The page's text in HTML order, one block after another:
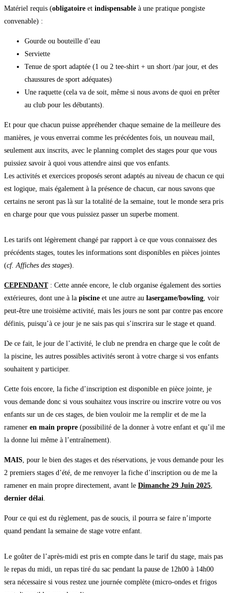
Matériel requis (obligatoire et indispensable à une pratique pongiste
convenable) :
Gourde ou bouteille d’eau
Serviette
Tenue de sport adaptée (1 ou 2 tee-shirt + un short /par jour, et des
chaussures de sport adéquates)
Une raquette (cela va de soit, même si nous avons de quoi en prêter
au club pour les débutants).
Et pour que chacun puisse appréhender chaque semaine de la meilleure des
manières, je vous enverrai comme les précédentes fois, un nouveau mail,
seulement aux inscrits, avec le planning complet des stages pour que vous
puissiez savoir à quoi vous attendre ainsi que vos enfants.
Les activités et exercices proposés seront adaptés au niveau de chacun ce qui
est logique, mais également à la présence de chacun, car nous savons que
certains ne seront pas là sur la totalité de la semaine, tout le monde sera pris
en charge pour que vous puissiez passer un superbe moment.
Les tarifs ont légèrement changé par rapport à ce que vous connaissez des
précédents stages, toutes les informations sont disponibles en pièces jointes
(cf. Affiches des stages).
CEPENDANT: Cette année encore, le club organise également des sorties
extérieures, dont une à la piscine et une autre au lasergame/bowling, voir
peut-être une troisième activité, mais les jours ne sont par contre pas encore
définis, puisqu’à ce jour je ne sais pas qui s’inscrira sur le stage et quand.
De ce fait, le jour de l’activité, le club ne prendra en charge que le coût de
la piscine, les autres possibles activités seront à votre charge si vos enfants
souhaitent y participer.
Cette fois encore, la fiche d’inscription est disponible en pièce jointe, je
vous demande donc si vous souhaitez vous inscrire ou inscrire votre ou vos
enfants sur un de ces stages, de bien vouloir me la remplir et de me la
ramener en main propre (possibilité de la donner à votre enfant et qu’il me
la donne lui même à l’entraînement).
MAIS, pour le bien des stages et des réservations, je vous demande pour les
2 premiers stages d’été, de me renvoyer la fiche d’inscription ou de me la
ramener en main propre directement, avant le Dimanche 29 Juin 2025,
dernier délai.
Pour ce qui est du règlement, pas de soucis, il pourra se faire n’importe
quand pendant la semaine de stage votre enfant.
Le goûter de l’après-midi est pris en compte dans le tarif du stage, mais pas
le repas du midi, un repas tiré du sac pendant la pause de 12h00 à 14h00
sera nécessaire si vous restez une journée complète (micro-ondes et frigos